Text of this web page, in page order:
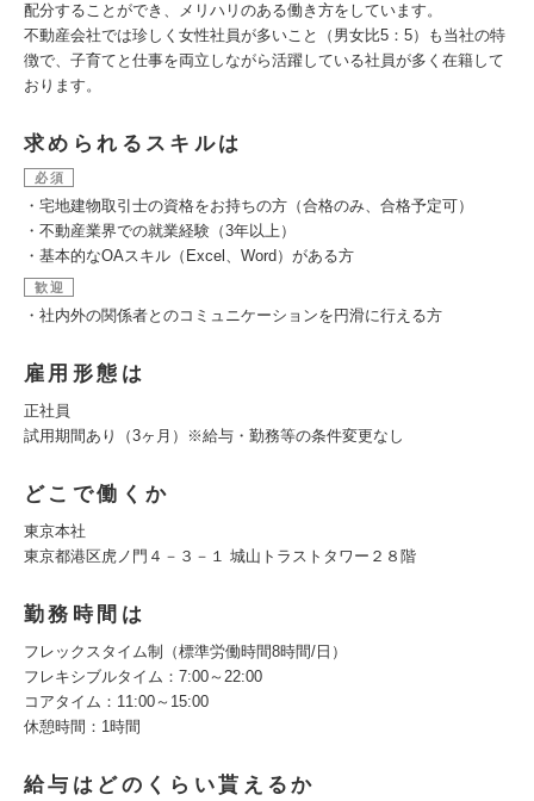
配分することができ、メリハリのある働き方をしています。
不動産会社では珍しく女性社員が多いこと（男女比5：5）も当社の特
徴で、子育てと仕事を両立しながら活躍している社員が多く在籍して
おります。
求められるスキルは
必須
・宅地建物取引士の資格をお持ちの方（合格のみ、合格予定可）
・不動産業界での就業経験（3年以上）
・基本的なOAスキル（Excel、Word）がある方
歓迎
・社内外の関係者とのコミュニケーションを円滑に行える方
雇用形態は
正社員
試用期間あり（3ヶ月）※給与・勤務等の条件変更なし
どこで働くか
東京本社
東京都港区虎ノ門４－３－１ 城山トラストタワー２８階
勤務時間は
フレックスタイム制（標準労働時間8時間/日）
フレキシブルタイム：7:00～22:00
コアタイム：11:00～15:00
休憩時間：1時間
給与はどのくらい貰えるか